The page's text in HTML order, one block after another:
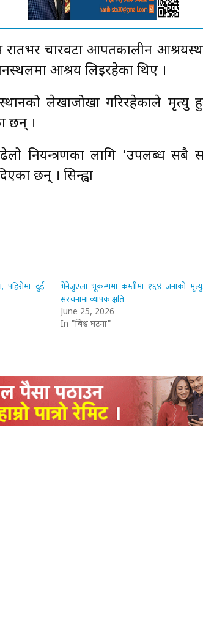
रातभर चारवटा आपतकालीन
आश्रय लिइरहेका थिए ।
लेखाजोखा गरिरहेकाले मृत्यु
छन् ।
नियन्त्रणका लागि ‘उपलब्ध सबै
छन् । सिन्ह्वा
दुई
भेनेजुएला भूकम्पमा कम्तीमा १६४ जनाको मृत्यु,
संरचनामा व्यापक क्षति
June 25, 2026
In "बिश्व घटना"